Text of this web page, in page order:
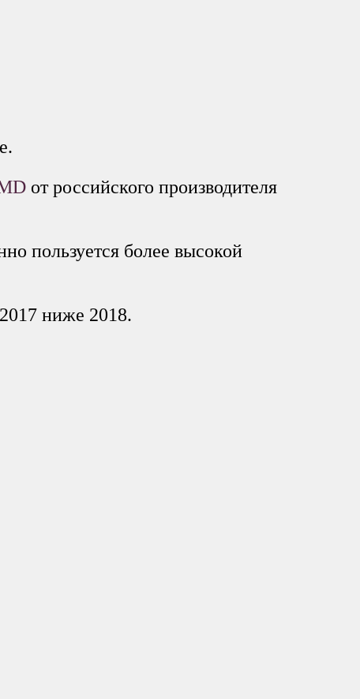
от российского производителя
пользуется более высокой
ниже 2018.